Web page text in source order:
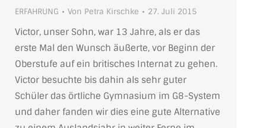
ERFAHRUNG Von Petra Kirschke 27. Juli 2015
Victor, unser Sohn, war 13 Jahre, als er das
erste Mal den Wunsch äußerte, vor Beginn der
Oberstufe auf ein britisches Internat zu gehen.
Victor besuchte bis dahin als sehr guter
Schüler das örtliche Gymnasium im G8-System
und daher fanden wir dies eine gute Alternative